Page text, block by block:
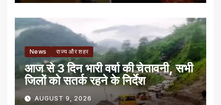
News राज्य और शहर
आज से 3 दिन भारी वर्षा की चेतावनी, सभी
जिलों को सतर्क रहने के निर्देश
AUGUST 9, 2026